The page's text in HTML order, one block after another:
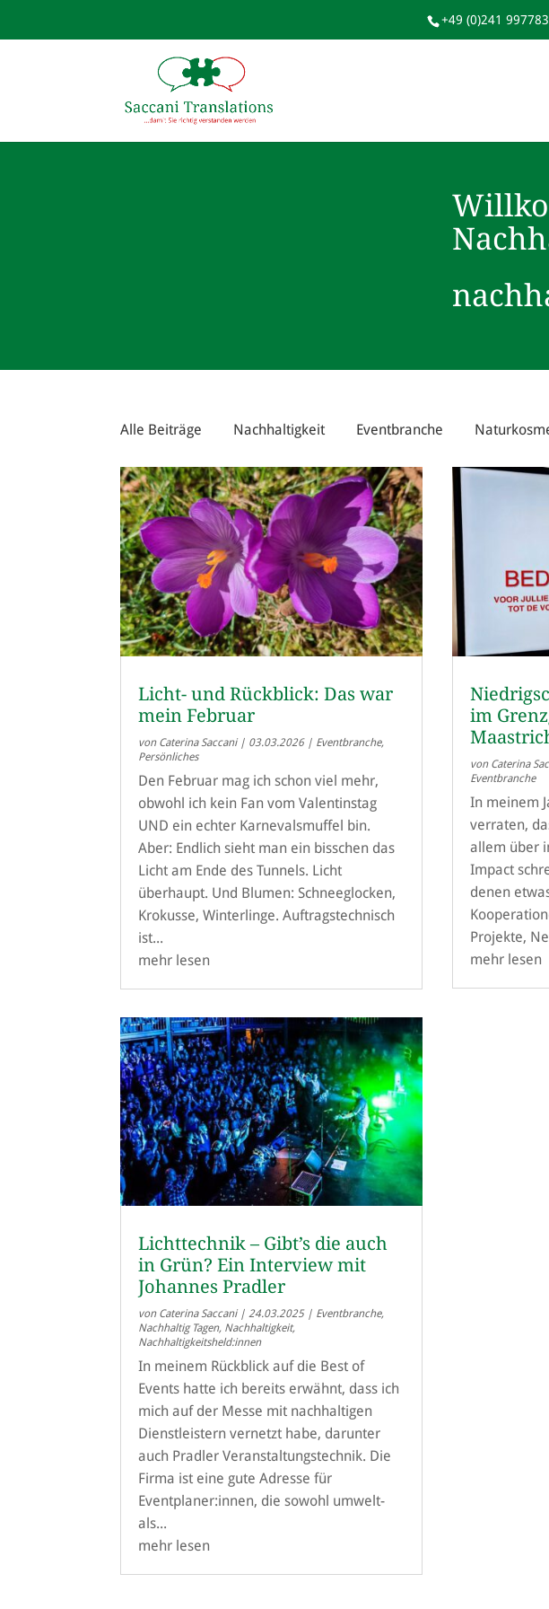
+49 (0)241
Alle Beiträge Nachhaltigkeit Eventbranche
Licht- und Rückblick: Das war
mein Februar
von Caterina Saccani| 03.03.2026| Eventbranche,
Persönliches
Den Februar mag ich schon viel mehr,
obwohl ich kein Fan vom Valentinstag
UND ein echter Karnevalsmuffel bin.
Aber: Endlich sieht man ein bisschen das
Licht am Ende des Tunnels. Licht
überhaupt. Und Blumen: Schneeglocken,
Krokusse, Winterlinge. Auftragstechnisch
ist...
mehr lesen
Lichttechnik – Gibt’s die auch
in Grün? Ein Interview mit
Johannes Pradler
von Caterina Saccani|24.03.2025| Eventbranche,
Nachhaltig Tagen, Nachhaltigkeit,
Nachhaltigkeitsheld:innen
In meinem Rückblick auf die Best of
Events hatte ich bereits erwähnt, dass ich
mich auf der Messe mit nachhaltigen
Dienstleistern vernetzt habe, darunter
auch Pradler Veranstaltungstechnik. Die
Firma ist eine gute Adresse für
Eventplaner:innen, die sowohl umwelt-
als...
mehr lesen
im
von Caterina
Eventbranche
In meinem
verraten,
allem über
Impact
denen
Projekte,
mehr lesen